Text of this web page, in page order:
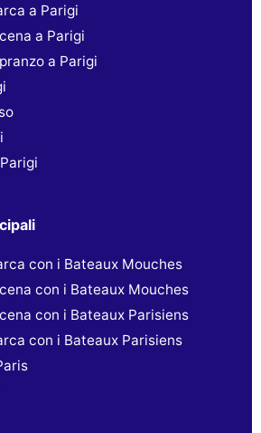
a Parigi
a Parigi
a Parigi
con i Bateaux Mouches
con i Bateaux Mouches
con i Bateaux Parisiens
con i Bateaux Parisiens